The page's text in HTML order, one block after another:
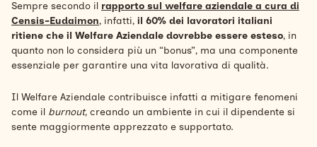
Sempre secondo il rapporto sul welfare aziendale a cura di
Censis-Eudaimon, infatti, il 60% dei lavoratori italiani
ritiene che il Welfare Aziendale dovrebbe essere esteso, in
quanto non lo considera più un “bonus”, ma una componente
essenziale per garantire una vita lavorativa di qualità.
Il Welfare Aziendale contribuisce infatti a mitigare fenomeni
come il burnout, creando un ambiente in cui il dipendente si
sente maggiormente apprezzato e supportato.